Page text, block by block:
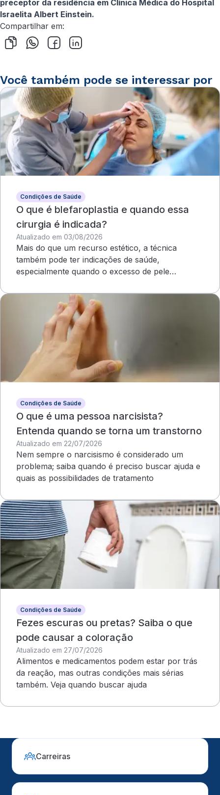
preceptor da residência em Clínica Médica do Hospital
Israelita Albert Einstein.
Compartilhar em:
Você também pode se interessar por
Condições de Saúde
O que é blefaroplastia e quando essa
cirurgia é indicada?
Atualizado em 03/08/2026
Mais do que um recurso estético, a técnica
também pode ter indicações de saúde,
especialmente quando o excesso de pele
Condições de Saúde
O que é uma pessoa narcisista?
Entenda quando se torna um transtorno
Atualizado em 22/07/2026
Nem sempre o narcisismo é considerado um
problema; saiba quando é preciso buscar ajuda e
quais as possibilidades de tratamento
Condições de Saúde
Fezes escuras ou pretas? Saiba o que
pode causar a coloração
Atualizado em 27/07/2026
Alimentos e medicamentos podem estar por trás
da reação, mas outras condições mais sérias
também. Veja quando buscar ajuda
Carreiras